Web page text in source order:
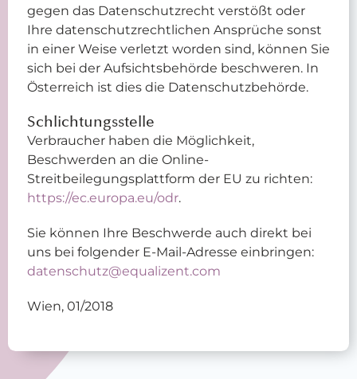
gegen das Datenschutzrecht verstößt oder
Ihre datenschutzrechtlichen Ansprüche sonst
in einer Weise verletzt worden sind, können Sie
sich bei der Aufsichtsbehörde beschweren. In
Österreich ist dies die Datenschutzbehörde.
Schlichtungsstelle
Verbraucher haben die Möglichkeit,
Beschwerden an die Online-
Streitbeilegungsplattform der EU zu richten:
https://ec.europa.eu/odr.
Sie können Ihre Beschwerde auch direkt bei
uns bei folgender E-Mail-Adresse einbringen:
datenschutz@equalizent.com
Wien, 01/2018